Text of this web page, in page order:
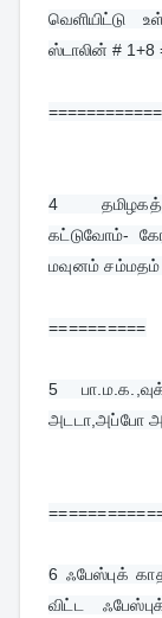
வெளியிட்டு
ஸ்டாலின் # 1+8
4
கட்டுவோம்-
மவுனம்
==========
5
அடடா,அப்போ
6 ஃபேஸ்புக்
விட்ட